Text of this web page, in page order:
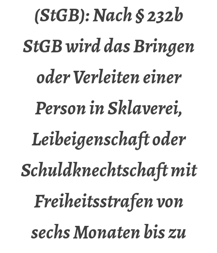
(StGB): Nach § 232b
StGB wird das Bringen
oder Verleiten einer
Person in Sklaverei,
Leibeigenschaft oder
Schuldknechtschaft mit
Freiheitsstrafen von
sechs Monaten bis zu